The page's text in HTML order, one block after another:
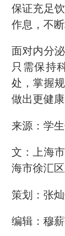
保证充足
作息，不
面对内分
只需保持
处，掌握
做出更健康
来源：学
文：上海
海市徐汇
策划：张
编辑：穆